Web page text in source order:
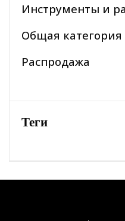
Инструменты и
Общая категория
Распродажа
Теги